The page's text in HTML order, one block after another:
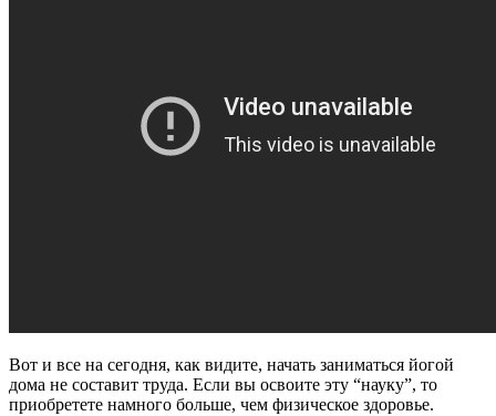
Вот и все на сегодня, как видите, начать заниматься йогой
дома не составит труда. Если вы освоите эту “науку”, то
приобретете намного больше, чем физическое здоровье.